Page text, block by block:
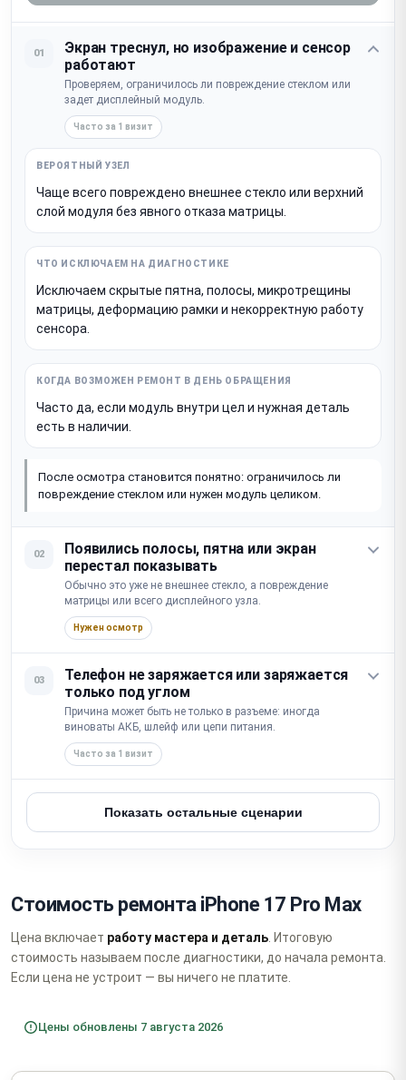
01
Экран треснул, но изображение и сенсор
работают
Проверяем, ограничилось ли повреждение стеклом или
задет дисплейный модуль.
Часто за 1 визит
Чаще всего повреждено внешнее стекло или верхний
слой модуля без явного отказа матрицы.
Исключаем скрытые пятна, полосы, микротрещины
матрицы, деформацию рамки и некорректную работу
сенсора.
Часто да, если модуль внутри цел и нужная деталь
есть в наличии.
После осмотра становится понятно: ограничилось ли
повреждение стеклом или нужен модуль целиком.
02
Появились полосы, пятна или экран
перестал показывать
Обычно это уже не внешнее стекло, а повреждение
матрицы или всего дисплейного узла.
Нужен осмотр
03
Телефон не заряжается или заряжается
только под углом
Причина может быть не только в разъеме: иногда
виноваты АКБ, шлейф или цепи питания.
Часто за 1 визит
Показать остальные сценарии
Стоимость ремонта iPhone 17 Pro Max
Цена включает работу мастера и деталь . Итоговую
стоимость называем после диагностики, до начала ремонта.
Если цена не устроит — вы ничего не платите.
Цены обновлены 7 августа 2026